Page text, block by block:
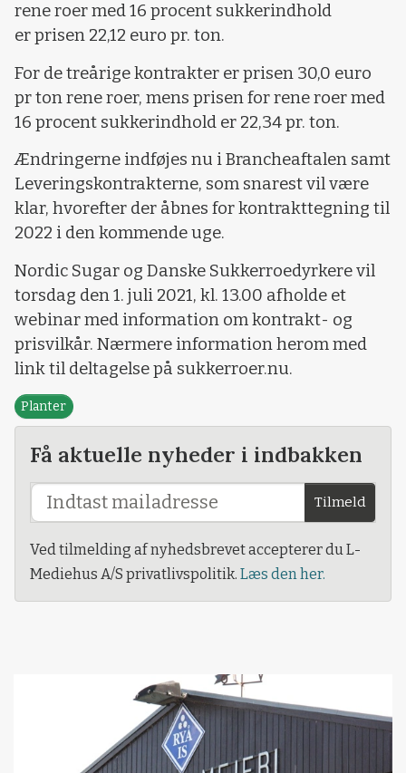
rene roer med 16 procent sukkerindhold
er prisen 22,12 euro pr. ton.
For de treårige kontrakter er prisen 30,0 euro
pr ton rene roer, mens prisen for rene roer med
16 procent sukkerindhold er 22,34 pr. ton.
Ændringerne indføjes nu i Brancheaftalen samt
Leveringskontrakterne, som snarest vil være
klar, hvorefter der åbnes for kontrakttegning til
2022 i den kommende uge.
Nordic Sugar og Danske Sukkerroedyrkere vil
torsdag den 1. juli 2021, kl. 13.00 afholde et
webinar med information om kontrakt- og
prisvilkår. Nærmere information herom med
link til deltagelse på sukkerroer.nu.
Planter
Få aktuelle nyheder i indbakken
Tilmeld
Ved tilmelding af nyhedsbrevet accepterer du L-
Mediehus A/S privatlivspolitik. Læs den her.